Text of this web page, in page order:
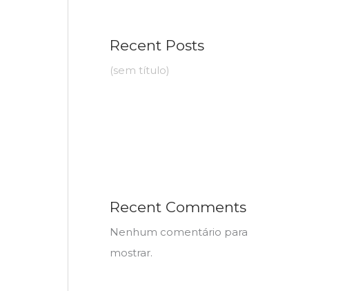
Recent Posts
(sem título)
Recent Comments
Nenhum comentário para
mostrar.